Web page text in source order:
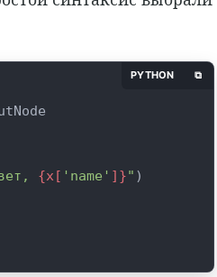
PYTHON ⧉
{x[ 'name' ]}" )